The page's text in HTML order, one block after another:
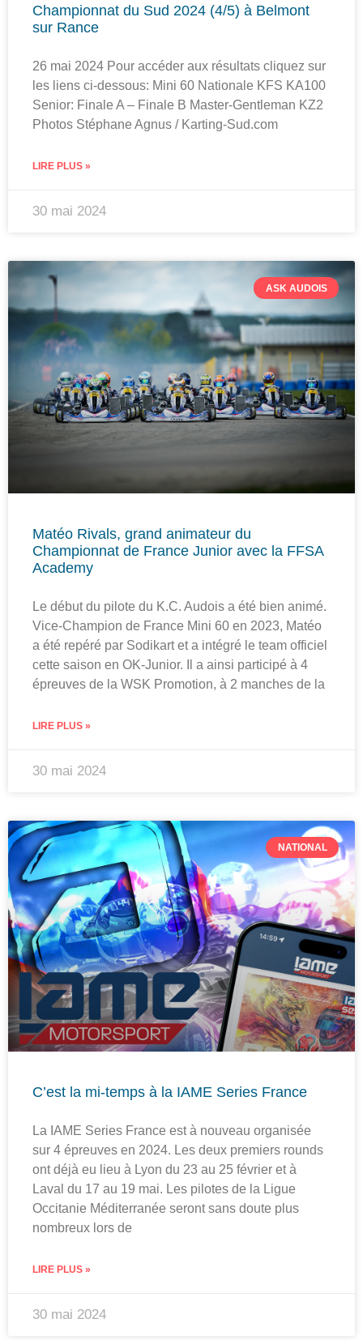
Championnat du Sud 2024 (4/5) à Belmont
sur Rance
26 mai 2024 Pour accéder aux résultats cliquez sur
les liens ci-dessous: Mini 60 Nationale KFS KA100
Senior: Finale A – Finale B Master-Gentleman KZ2
Photos Stéphane Agnus / Karting-Sud.com
LIRE PLUS »
30 mai 2024
ASK AUDOIS
Matéo Rivals, grand animateur du
Championnat de France Junior avec la FFSA
Academy
Le début du pilote du K.C. Audois a été bien animé.
Vice-Champion de France Mini 60 en 2023, Matéo
a été repéré par Sodikart et a intégré le team officiel
cette saison en OK-Junior. Il a ainsi participé à 4
épreuves de la WSK Promotion, à 2 manches de la
LIRE PLUS »
30 mai 2024
NATIONAL
C’est la mi-temps à la IAME Series France
La IAME Series France est à nouveau organisée
sur 4 épreuves en 2024. Les deux premiers rounds
ont déjà eu lieu à Lyon du 23 au 25 février et à
Laval du 17 au 19 mai. Les pilotes de la Ligue
Occitanie Méditerranée seront sans doute plus
nombreux lors de
LIRE PLUS »
30 mai 2024